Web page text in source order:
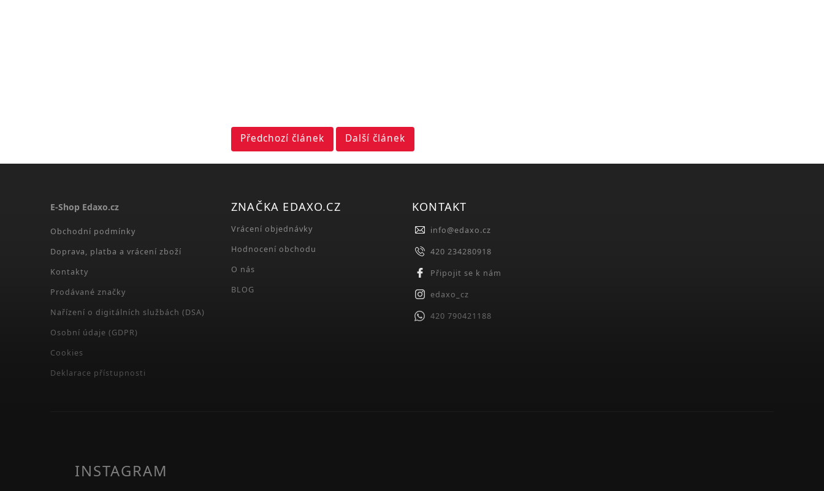
Předchozí článek Další článek
E-Shop Edaxo.cz
Obchodní podmínky
Doprava, platba a vrácení zboží
Kontakty
Prodávané značky
Nařízení o digitálních službách (DSA)
Osobní údaje (GDPR)
Cookies
Deklarace přístupnosti
ZNAČKA EDAXO.CZ
Vrácení objednávky
Hodnocení obchodu
O nás
BLOG
KONTAKT
info@edaxo.cz
420 234280918
Připojit se k nám
edaxo_cz
420 790421188
INSTAGRAM